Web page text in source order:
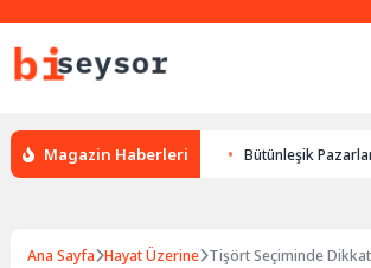
Magazin Haberleri
yön duygusu Bütünleşik Pazarlama:
Ana Sayfa Hayat Üzerine Tişört Seçiminde